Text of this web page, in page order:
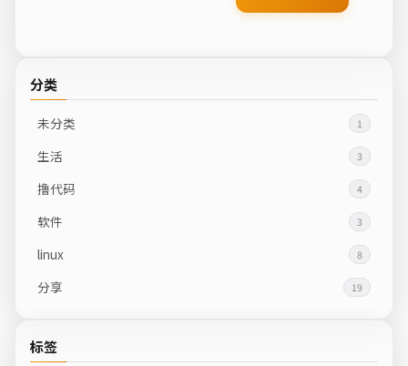
分类
未分类 1
生活 3
撸代码 4
软件 3
linux 8
分享 19
标签